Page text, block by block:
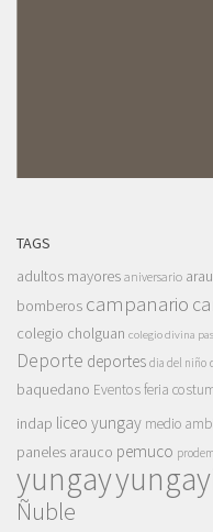
TAGS
adultos mayores aniversario
bomberos campanario
colegio cholguan colegio divina
Deporte deportes dia del niño
baquedano Eventosferia
indap liceo yungay medio
paneles arauco pemuco
yungay
Ñuble